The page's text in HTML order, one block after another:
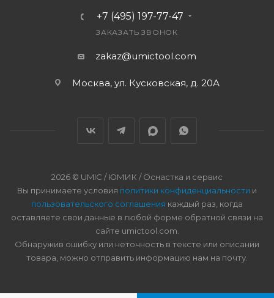
+7 (495) 197-77-47
ЗАКАЗАТЬ ЗВОНОК
zakaz@umictool.com
Москва, ул. Кусковская, д. 20А
2026 © UMIC / ЮМИК / Оснастка и сервис
Вы принимаете условия политики конфиденциальности и
пользовательского соглашения каждый раз, когда
оставляете свои данные в любой форме обратной связи на
сайте umictool.com.
Обнаружив ошибку или неточность в тексте или описании
товара, можно отправить информацию нам на почту.